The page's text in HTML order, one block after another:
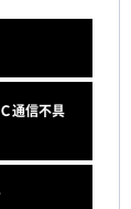
通信不具